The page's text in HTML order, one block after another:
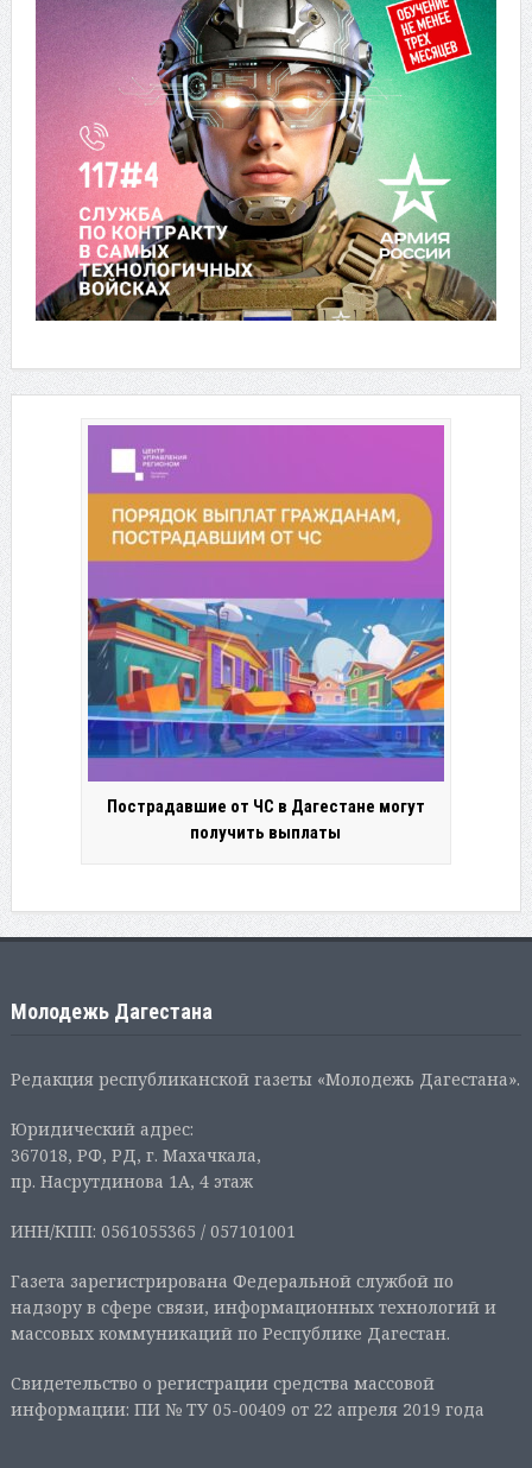
Пострадавшие от ЧС в Дагестане могут
получить выплаты
Молодежь Дагестана
Редакция республиканской газеты «Молодежь Дагестана».
Юридический адрес:
367018, РФ, РД, г. Махачкала,
пр. Насрутдинова 1А, 4 этаж
ИНН/КПП: 0561055365 / 057101001
Газета зарегистрирована Федеральной службой по
надзору в сфере связи, информационных технологий и
массовых коммуникаций по Республике Дагестан.
Свидетельство о регистрации средства массовой
информации: ПИ № ТУ 05-00409 от 22 апреля 2019 года